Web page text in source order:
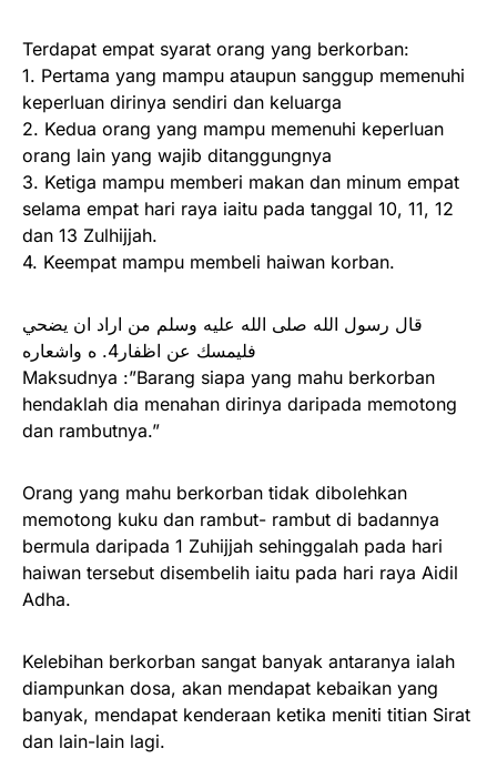
Terdapat empat syarat orang yang berkorban:
1. Pertama yang mampu ataupun sanggup memenuhi
keperluan dirinya sendiri dan keluarga
2. Kedua orang yang mampu memenuhi keperluan
orang lain yang wajib ditanggungnya
3. Ketiga mampu memberi makan dan minum empat
selama empat hari raya iaitu pada tanggal 10, 11, 12
dan 13 Zulhijjah.
4. Keempat mampu membeli haiwan korban.
قال رسول الله صلى الله عليه وسلم من اراد ان يضحي
فليمسك عن اظفار4. ه واشعاره
Maksudnya :”Barang siapa yang mahu berkorban
hendaklah dia menahan dirinya daripada memotong
dan rambutnya.”
Orang yang mahu berkorban tidak dibolehkan
memotong kuku dan rambut- rambut di badannya
bermula daripada 1 Zuhijjah sehinggalah pada hari
haiwan tersebut disembelih iaitu pada hari raya Aidil
Adha.
Kelebihan berkorban sangat banyak antaranya ialah
diampunkan dosa, akan mendapat kebaikan yang
banyak, mendapat kenderaan ketika meniti titian Sirat
dan lain-lain lagi.